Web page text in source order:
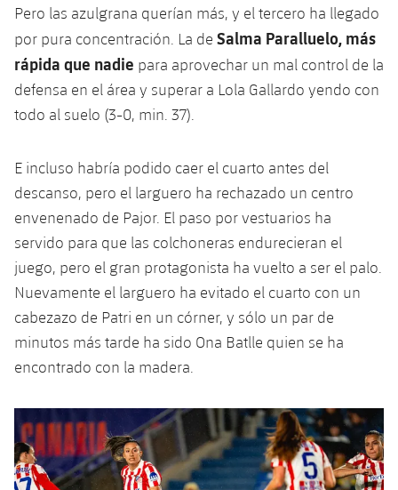
Pero las azulgrana querían más, y el tercero ha llegado
por pura concentración. La de Salma Paralluelo, más
rápida que nadie para aprovechar un mal control de la
defensa en el área y superar a Lola Gallardo yendo con
todo al suelo (3-0, min. 37).
E incluso habría podido caer el cuarto antes del
descanso, pero el larguero ha rechazado un centro
envenenado de Pajor. El paso por vestuarios ha
servido para que las colchoneras endurecieran el
juego, pero el gran protagonista ha vuelto a ser el palo.
Nuevamente el larguero ha evitado el cuarto con un
cabezazo de Patri en un córner, y sólo un par de
minutos más tarde ha sido Ona Batlle quien se ha
encontrado con la madera.